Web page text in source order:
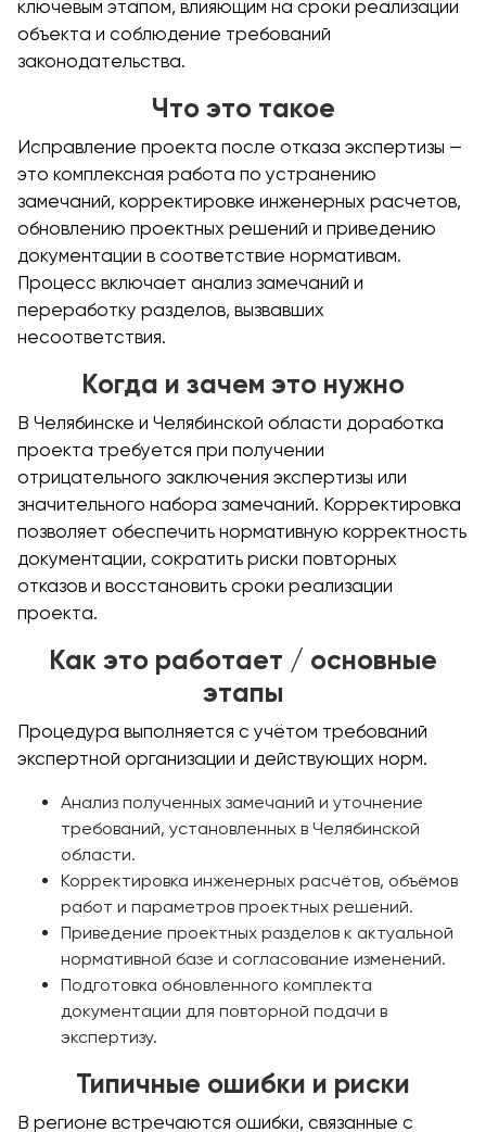
ключевым этапом, влияющим на сроки реализации
объекта и соблюдение требований
законодательства.
Что это такое
Исправление проекта после отказа экспертизы —
это комплексная работа по устранению
замечаний, корректировке инженерных расчетов,
обновлению проектных решений и приведению
документации в соответствие нормативам.
Процесс включает анализ замечаний и
переработку разделов, вызвавших
несоответствия.
Когда и зачем это нужно
В Челябинске и Челябинской области доработка
проекта требуется при получении
отрицательного заключения экспертизы или
значительного набора замечаний. Корректировка
позволяет обеспечить нормативную корректность
документации, сократить риски повторных
отказов и восстановить сроки реализации
проекта.
Как это работает / основные
этапы
Процедура выполняется с учётом требований
экспертной организации и действующих норм.
Анализ полученных замечаний и уточнение
требований, установленных в Челябинской
области.
Корректировка инженерных расчётов, объёмов
работ и параметров проектных решений.
Приведение проектных разделов к актуальной
нормативной базе и согласование изменений.
Подготовка обновленного комплекта
документации для повторной подачи в
экспертизу.
Типичные ошибки и риски
В регионе встречаются ошибки, связанные с